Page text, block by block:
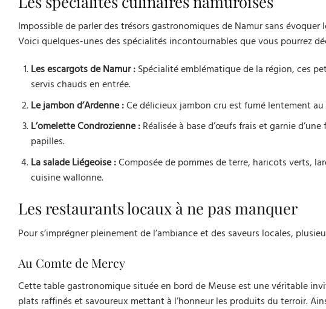
Impossible de parler des trésors gastronomiques de Namur sans
Voici quelques-unes des spécialités incontournables que vous pourrez
Les escargots de Namur :Spécialité emblématique de la région, ces
servis chauds en entrée.
Le jambon d’Ardenne :Ce délicieux jambon cru est fumé lentement
L’omelette Condrozienne :Réalisée à base d’œufs frais et garnie
papilles.
La salade Liégeoise :Composée de pommes de terre, haricots verts,
cuisine wallonne.
Les restaurants locaux à ne pas manquer
Pour s’imprégner pleinement de l’ambiance et des saveurs locales,
Au Comte de Mercy
Cette table gastronomique située en bord de Meuse est une véritable
plats raffinés et savoureux mettant à l’honneur les produits du terroir.